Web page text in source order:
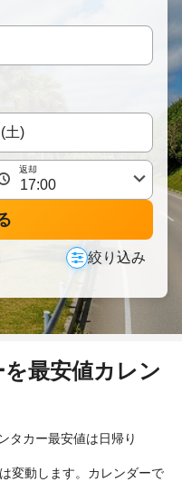
返却
絞り込み
最安値カレン
タカー最安値は日帰り
変動します。カレンダーで